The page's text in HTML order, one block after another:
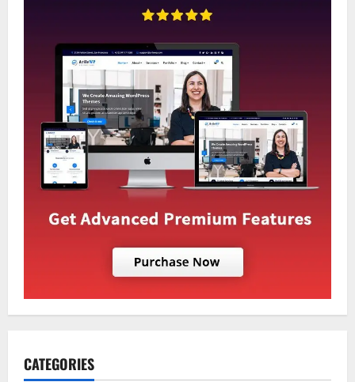
CATEGORIES